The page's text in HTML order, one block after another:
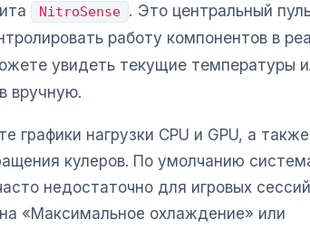
NitroSense . Это центральный
работу компонентов в
увидеть текущие температуры
вручную.
графики нагрузки CPU и GPU, а также
кулеров. По умолчанию
недостаточно для игровых
«Максимальное охлаждение» или